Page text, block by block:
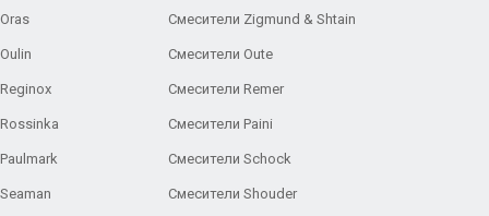
Смесители Zigmund & Shtain
Смесители Oute
Смесители Remer
Смесители Paini
Смесители Schock
Смесители Shouder